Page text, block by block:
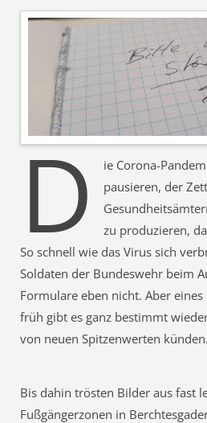
D
ie Corona-
pausieren, der
zu produzieren,
So schnell wie das Virus sich
Soldaten der Bundeswehr beim
Formulare eben nicht. Aber
früh gibt es ganz bestimmt
von neuen Spitzenwerten künden.
Bis dahin trösten Bilder aus fast
Fußgängerzonen in